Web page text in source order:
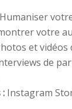
Humaniser
votre
et vidéos
de
Instagram